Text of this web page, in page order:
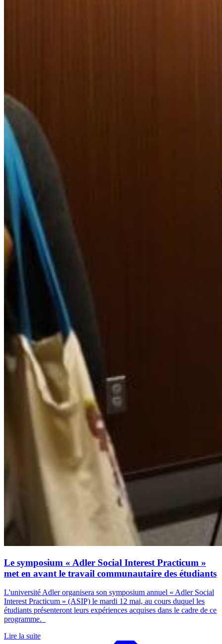
Le symposium « Adler Social Interest Practicum »
met en avant le travail communautaire des étudiants
L'université Adler organisera son symposium annuel « Adler Social
Interest Practicum » (ASIP) le mardi 12 mai, au cours duquel les
étudiants présenteront leurs expériences acquises dans le cadre de ce
programme.
Lire la suite